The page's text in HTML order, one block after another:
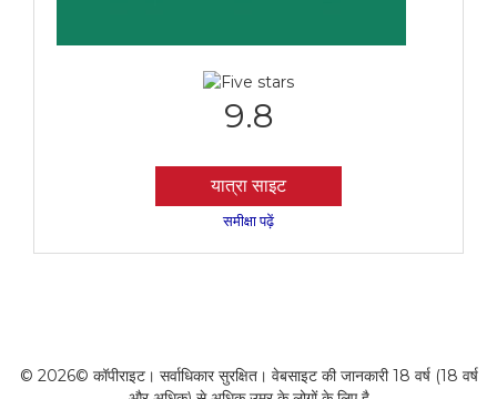
9.8
यात्रा साइट
समीक्षा पढ़ें
© 2026© कॉपीराइट। सर्वाधिकार सुरक्षित। वेबसाइट की जानकारी 18 वर्ष (18 वर्ष